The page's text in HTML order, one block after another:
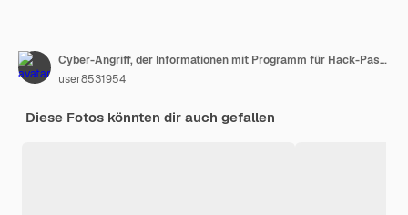
Cyber-Angriff, der Informationen mit Programm für Hack-Passwort und persönliche Daten stiehlt. Hacker-Tastatur mit Laptop für Such- und Angriffssystem.
user8531954
Diese Fotos könnten dir auch gefallen